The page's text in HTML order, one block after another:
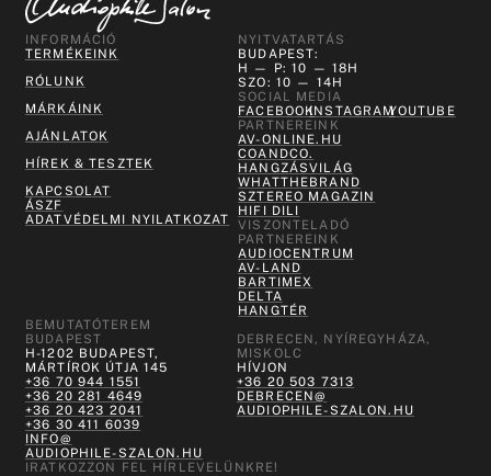
INFORMÁCIÓ
TERMÉKEINK
RÓLUNK
MÁRKÁINK
AJÁNLATOK
HÍREK & TESZTEK
KAPCSOLAT
ÁSZF
ADATVÉDELMI NYILATKOZAT
NYITVATARTÁS
BUDAPEST:
H — P: 10 — 18H
SZO: 10 — 14H
SOCIAL MEDIA
FACEBOOKINSTAGRAMYOUTUBE
PARTNEREINK
AV-ONLINE.HU
COANDCO.
HANGZÁSVILÁG
WHATTHEBRAND
SZTEREO MAGAZIN
HIFI DILI
VISZONTELADÓ
PARTNEREINK
AUDIOCENTRUM
AV-LAND
BARTIMEX
DELTA
HANGTÉR
BEMUTATÓTEREM
BUDAPEST
H-1202 BUDAPEST,
MÁRTÍROK ÚTJA 145
+36 70 944 1551
+36 20 281 4649
+36 20 423 2041
+36 30 411 6039
INFO@
AUDIOPHILE-SZALON.HU
DEBRECEN, NYÍREGYHÁZA,
MISKOLC
HÍVJON
+36 20 503 7313
DEBRECEN@
AUDIOPHILE-SZALON.HU
IRATKOZZON FEL HÍRLEVELÜNKRE!